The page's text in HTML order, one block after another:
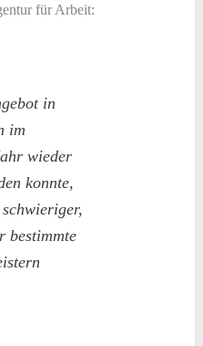
für Arbeit:
in
im
wieder
konnte,
bestimmte